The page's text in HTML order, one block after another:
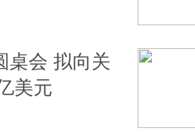
桌会 拟向关
美元